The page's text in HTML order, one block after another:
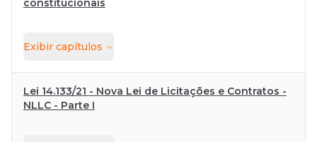
constitucionais
Exibir capítulos
Lei 14.133/21 - Nova Lei de Licitações e Contratos -
NLLC - Parte I